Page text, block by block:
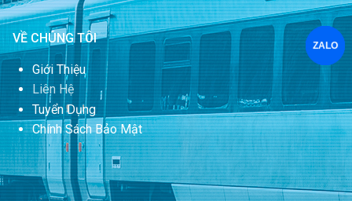
VỀ CHÚNG TÔI
Giới Thiệu
Liên Hệ
Tuyển Dụng
Chính Sách Bảo Mật
ZALO